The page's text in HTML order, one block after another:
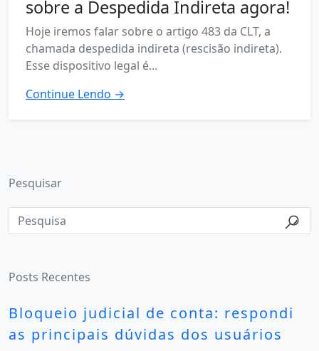
sobre a Despedida Indireta agora!
Hoje iremos falar sobre o artigo 483 da CLT, a
chamada despedida indireta (rescisão indireta).
Esse dispositivo legal é...
Continue Lendo →
Pesquisar
Posts Recentes
Bloqueio judicial de conta: respondi
as principais dúvidas dos usuários